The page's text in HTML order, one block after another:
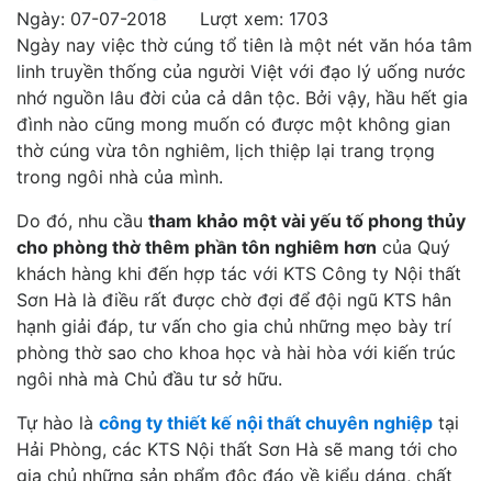
Ngày: 07-07-2018 Lượt xem: 1703
Ngày nay việc thờ cúng tổ tiên là một nét văn hóa tâm
linh truyền thống của người Việt với đạo lý uống nước
nhớ nguồn lâu đời của cả dân tộc. Bởi vậy, hầu hết gia
đình nào cũng mong muốn có được một không gian
thờ cúng vừa tôn nghiêm, lịch thiệp lại trang trọng
trong ngôi nhà của mình.
Do đó, nhu cầu tham khảo một vài yếu tố phong thủy
cho phòng thờ thêm phần tôn nghiêm hơn của Quý
khách hàng khi đến hợp tác với KTS Công ty Nội thất
Sơn Hà là điều rất được chờ đợi để đội ngũ KTS hân
hạnh giải đáp, tư vấn cho gia chủ những mẹo bày trí
phòng thờ sao cho khoa học và hài hòa với kiến trúc
ngôi nhà mà Chủ đầu tư sở hữu.
Tự hào là công ty thiết kế nội thất chuyên nghiệp tại
Hải Phòng, các KTS Nội thất Sơn Hà sẽ mang tới cho
gia chủ những sản phẩm độc đáo về kiểu dáng, chất